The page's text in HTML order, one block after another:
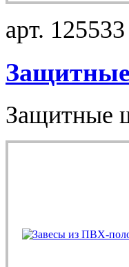
арт. 125533
Защитные